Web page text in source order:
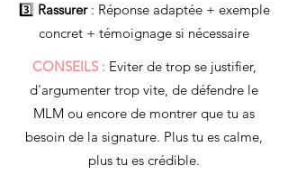
3️⃣ Rassurer: Réponse adaptée + exemple
concret + témoignage si nécessaire
CONSEILS :Eviter de trop se justifier,
d'argumenter trop vite, de défendre le
MLM ou encore de montrer que tu as
besoin de la signature. Plus tu es calme,
plus tu es crédible.